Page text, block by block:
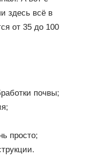
здесь всё в
от 35 до 100
почвы;
просто;